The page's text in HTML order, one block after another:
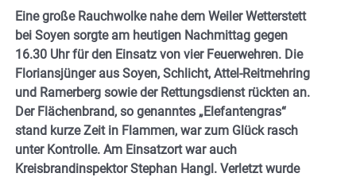
Eine große Rauchwolke nahe dem Weiler Wetterstett
bei Soyen sorgte am heutigen Nachmittag gegen
16.30 Uhr für den Einsatz von vier Feuerwehren. Die
Floriansjünger aus Soyen, Schlicht, Attel-Reitmehring
und Ramerberg sowie der Rettungsdienst rückten an.
Der Flächenbrand, so genanntes „Elefantengras“
stand kurze Zeit in Flammen, war zum Glück rasch
unter Kontrolle. Am Einsatzort war auch
Kreisbrandinspektor Stephan Hangl. Verletzt wurde